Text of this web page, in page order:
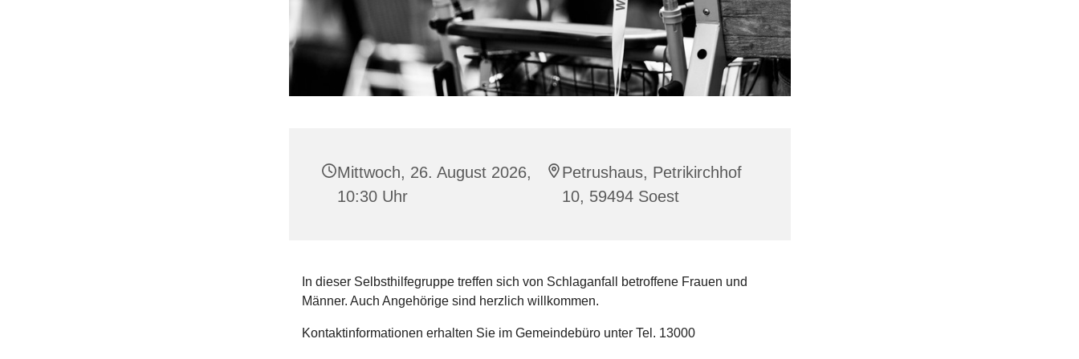
Mittwoch, 26. August 2026,
10:30 Uhr
Petrushaus, Petrikirchhof
10, 59494 Soest
In dieser Selbsthilfegruppe treffen sich von Schlaganfall betroffene Frauen und
Männer. Auch Angehörige sind herzlich willkommen.
Kontaktinformationen erhalten Sie im Gemeindebüro unter Tel. 13000